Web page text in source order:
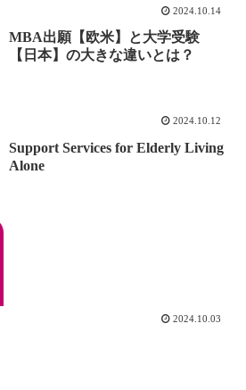
2024.10.14
MBA出願【欧米】と大学受験
【日本】の大きな違いとは？
2024.10.12
Support Services for Elderly Living
Alone
2024.10.03